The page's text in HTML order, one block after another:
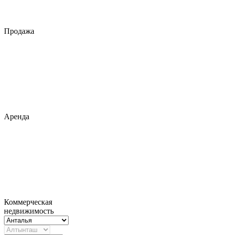
Продажа
Аренда
Коммерческая
недвижимость